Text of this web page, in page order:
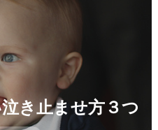
き止ませ方３つ